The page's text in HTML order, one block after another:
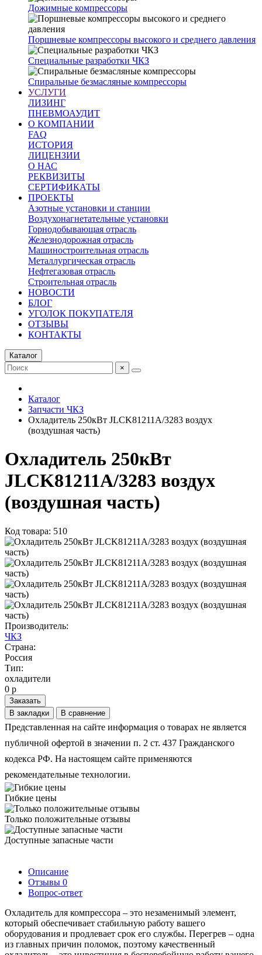
Дожимные компрессоры
Поршневые компрессоры высокого и среднего давления
Специальные разработки ЧКЗ
Спиральные безмасляные компрессоры
УСЛУГИ
ЛИЗИНГ
ПНЕВМОАУДИТ
О КОМПАНИИ
FAQ
ИСТОРИЯ
ЛИЦЕНЗИИ
О НАС
РЕКВИЗИТЫ
СЕРТИФИКАТЫ
ПРОЕКТЫ
Азотные установки и станции
Воздухонагнетательные установки
Горнодобывающая отрасль
Железнодорожная отрасль
Машиностроительная отрасль
Металлургическая отрасль
Нефтегазовая отрасль
Строительная отрасль
НОВОСТИ
БЛОГ
УГОЛОК ПОКУПАТЕЛЯ
ОТЗЫВЫ
КОНТАКТЫ
Каталог
×
Каталог
Запчасти ЧКЗ
Охладитель 250кВт JLCK81211A/3283 воздух
(воздушная часть)
Охладитель 250кВт
JLCK81211A/3283 воздух
(воздушная часть)
Код товара: 510
Производитель:
ЧКЗ
Страна:
Россия
Тип:
охладители
0 р
Заказать
В закладки
В сравнение
Представленная на сайте информация о товарах не является
публичной офертой в значении п. 2 ст. 437 Гражданского
кодекса РФ. На настоящем сайте применяются
рекомендательные технологии.
Гибкие цены
Только положительные отзывы
Доступные запасные части
Описание
Отзывы 0
Вопрос-ответ
Охладитель для компрессора – это незаменимый элемент,
который обеспечивает стабильную работу вашего
оборудования и продлевает срок его службы. Перегрев – одна
из главных причин поломок, поэтому качественный